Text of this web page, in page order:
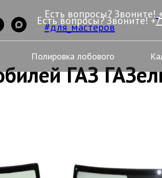
Есть вопросы? Звоните!
#для_мастеров
Полировка лобового
Есть вопросы? Звоните! +
ГАЗ